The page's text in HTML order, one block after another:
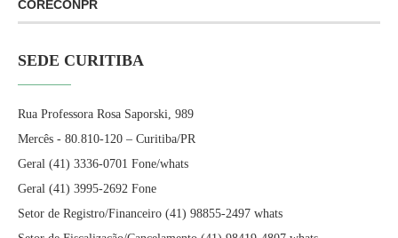
CORECONPR
SEDE CURITIBA
Rua Professora Rosa Saporski, 989
Mercês - 80.810-120 – Curitiba/PR
Geral (41) 3336-0701 Fone/whats
Geral (41) 3995-2692 Fone
Setor de Registro/Financeiro (41) 98855-2497 whats